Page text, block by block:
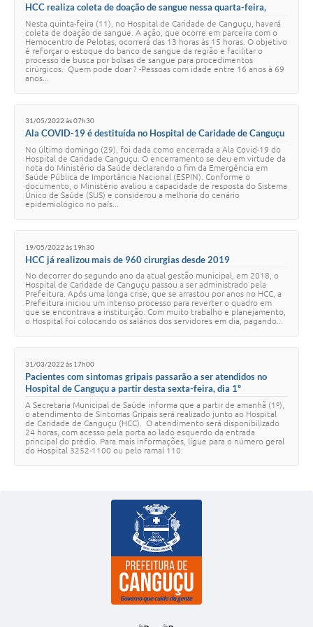
HCC realiza coleta de doação de sangue nessa quarta-feira,
Nesta quinta-feira (11), no Hospital de Caridade de Canguçu, haverá
coleta de doação de sangue. A ação, que ocorre em parceira com o
Hemocentro de Pelotas, ocorrerá das 13 horas às 15 horas. O objetivo
é reforçar o estoque do banco de sangue da região e facilitar o
processo de busca por bolsas de sangue para procedimentos
cirúrgicos. Quem pode doar ? -Pessoas com idade entre 16 anos à 69
anos...
31/05/2022 às 07h30
Ala COVID-19 é destituída no Hospital de Caridade de Canguçu
No último domingo (29), foi dada como encerrada a Ala Covid-19 do
Hospital de Caridade Canguçu. O encerramento se deu em virtude da
nota do Ministério da Saúde declarando o fim da Emergência em
Saúde Pública de Importância Nacional (ESPIN). Conforme o
documento, o Ministério avaliou a capacidade de resposta do Sistema
Único de Saúde (SUS) e considerou a melhoria do cenário
epidemiológico no país...
19/05/2022 às 19h30
HCC já realizou mais de 960 cirurgias desde 2019
No decorrer do segundo ano da atual gestão municipal, em 2018, o
Hospital de Caridade de Canguçu passou a ser administrado pela
Prefeitura. Após uma longa crise, que se arrastou por anos no HCC, a
Prefeitura iniciou um intenso processo para reverter o quadro em
que se encontrava a instituição. Com muito trabalho e planejamento,
o Hospital foi colocando os salários dos servidores em dia, pagando...
31/03/2022 às 17h00
Pacientes com sintomas gripais passarão a ser atendidos no
Hospital de Canguçu a partir desta sexta-feira, dia 1º
A Secretaria Municipal de Saúde informa que a partir de amanhã (1º),
o atendimento de Sintomas Gripais será realizado junto ao Hospital
de Caridade de Canguçu (HCC). O atendimento será disponibilizado
24 horas, com acesso pela porta ao lado esquerdo da entrada
principal do prédio. Para mais informações, ligue para o número geral
do Hospital 3252-1100 ou pelo ramal 110.